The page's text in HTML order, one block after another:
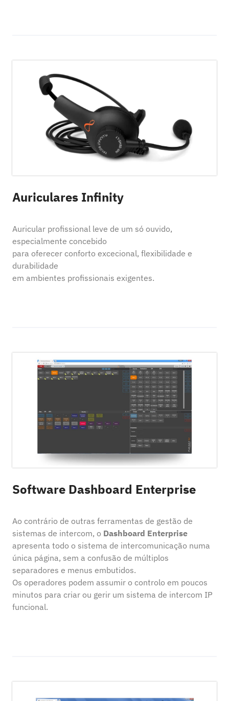
Auriculares Infinity
Auricular profissional leve de um só ouvido,
especialmente concebido
para oferecer conforto excecional, flexibilidade e
durabilidade
em ambientes profissionais exigentes.
Software Dashboard Enterprise
Ao contrário de outras ferramentas de gestão de
sistemas de intercom, o Dashboard Enterprise
apresenta todo o sistema de intercomunicação numa
única página, sem a confusão de múltiplos
separadores e menus embutidos.
Os operadores podem assumir o controlo em poucos
minutos para criar ou gerir um sistema de intercom IP
funcional.